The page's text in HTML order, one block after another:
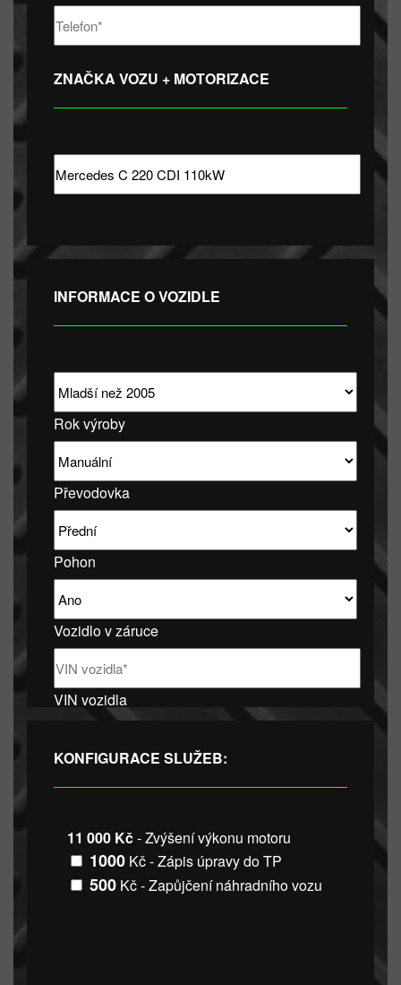
ZNAČKA VOZU + MOTORIZACE
INFORMACE O VOZIDLE
Rok výroby
Převodovka
Pohon
Vozidlo v záruce
VIN vozidla
KONFIGURACE SLUŽEB:
11 000 Kč- Zvýšení výkonu motoru
1000 Kč - Zápis úpravy do TP
500 Kč - Zapůjčení náhradního vozu